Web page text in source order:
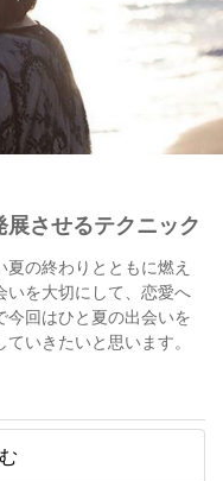
させるテクニック
の終わりとともに燃え
を大切にして、恋愛へ
今回はひと夏の出会いを
いきたいと思います。